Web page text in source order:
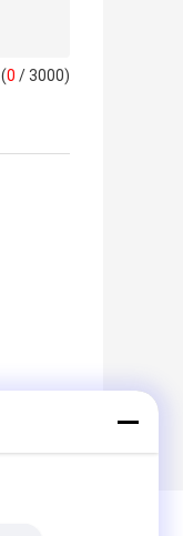
(0 / 3000)